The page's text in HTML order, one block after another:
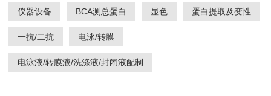
仪器设备 BCA测总蛋白 显色 蛋白提取及变性
一抗/二抗 电泳/转膜
电泳液/转膜液/洗涤液/封闭液配制